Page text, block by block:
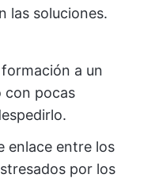
las soluciones.
a un
con pocas
enlace entre los
por los